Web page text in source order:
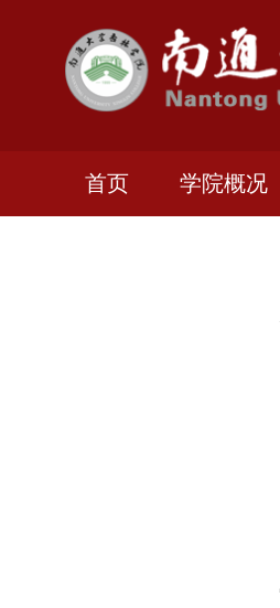
首页 学院概况